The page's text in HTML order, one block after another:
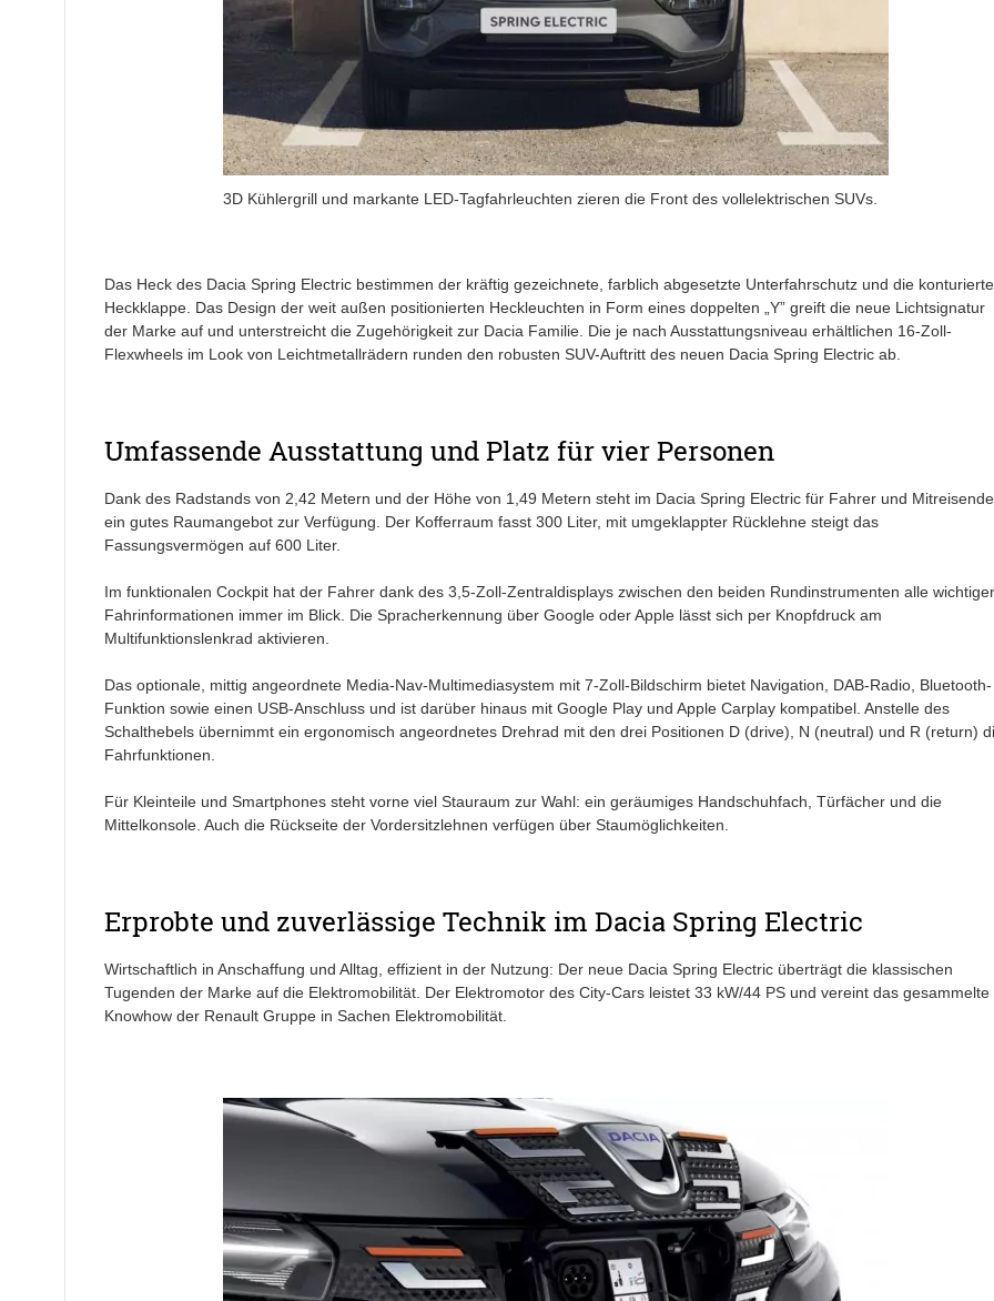
3D Kühlergrill und markante LED-Tagfahrleuchten zieren die Front des vollelektrischen SUVs.
Das Heck des Dacia Spring Electric bestimmen der kräftig gezeichnete, farblich abgesetzte Unterfahrschutz und die konturierte
Heckklappe. Das Design der weit außen positionierten Heckleuchten in Form eines doppelten „Y” greift die neue Lichtsignatur
der Marke auf und unterstreicht die Zugehörigkeit zur Dacia Familie. Die je nach Ausstattungsniveau erhältlichen 16-Zoll-
Flexwheels im Look von Leichtmetallrädern runden den robusten SUV-Auftritt des neuen Dacia Spring Electric ab.
Umfassende Ausstattung und Platz für vier Personen
Dank des Radstands von 2,42 Metern und der Höhe von 1,49 Metern steht im Dacia Spring Electric für Fahrer und Mitreisende
ein gutes Raumangebot zur Verfügung. Der Kofferraum fasst 300 Liter, mit umgeklappter Rücklehne steigt das
Fassungsvermögen auf 600 Liter.
Im funktionalen Cockpit hat der Fahrer dank des 3,5-Zoll-Zentraldisplays zwischen den beiden Rundinstrumenten alle
Fahrinformationen immer im Blick. Die Spracherkennung über Google oder Apple lässt sich per Knopfdruck am
Multifunktionslenkrad aktivieren.
Das optionale, mittig angeordnete Media-Nav-Multimediasystem mit 7-Zoll-Bildschirm bietet Navigation, DAB-Radio, Bluetooth-
Funktion sowie einen USB-Anschluss und ist darüber hinaus mit Google Play und Apple Carplay kompatibel. Anstelle des
Schalthebels übernimmt ein ergonomisch angeordnetes Drehrad mit den drei Positionen D (drive), N (neutral) und R (return)
Fahrfunktionen.
Für Kleinteile und Smartphones steht vorne viel Stauraum zur Wahl: ein geräumiges Handschuhfach, Türfächer und die
Mittelkonsole. Auch die Rückseite der Vordersitzlehnen verfügen über Staumöglichkeiten.
Erprobte und zuverlässige Technik im Dacia Spring Electric
Wirtschaftlich in Anschaffung und Alltag, effizient in der Nutzung: Der neue Dacia Spring Electric überträgt die klassischen
Tugenden der Marke auf die Elektromobilität. Der Elektromotor des City-Cars leistet 33 kW/44 PS und vereint das gesammelte
Knowhow der Renault Gruppe in Sachen Elektromobilität.